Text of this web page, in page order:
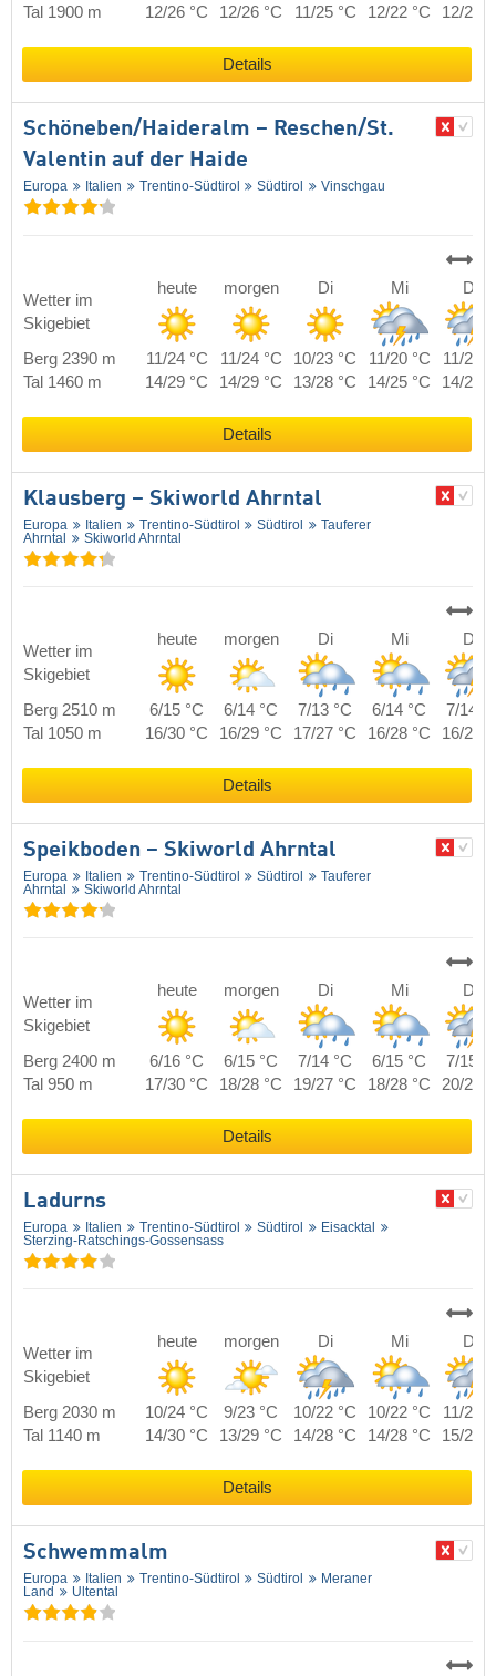
Tal 1900 m
12/26 °C 12/26 °C 11/25 °C 12/22 °C 12/24
Details
Schöneben/​Haideralm – Reschen/​St.
Valentin auf der Haide
Europa Italien Trentino-Südtirol Südtirol Vinschgau
Wetter im
Skigebiet
heute morgen Di Mi Do
Berg 2390 m 11/24 °C 11/24 °C 10/23 °C 11/20 °C
11/22
Tal 1460 m
14/29 °C 14/29 °C 13/28 °C 14/25 °C 14/27
Details
Klausberg – Skiworld Ahrntal
Europa Italien Trentino-Südtirol Südtirol
Tauferer
Ahrntal
Skiworld Ahrntal
Wetter im
Skigebiet
heute morgen Di Mi Do
Berg 2510 m 6/15 °C 6/14 °C 7/13 °C 6/14 °C
7/14
Tal 1050 m
16/30 °C 16/29 °C 17/27 °C 16/28 °C 16/27
Details
Speikboden – Skiworld Ahrntal
Europa Italien Trentino-Südtirol Südtirol
Tauferer
Ahrntal
Skiworld Ahrntal
Wetter im
Skigebiet
heute morgen Di Mi Do
Berg 2400 m 6/16 °C 6/15 °C 7/14 °C 6/15 °C
7/15
Tal 950 m
17/30 °C 18/28 °C 19/27 °C 18/28 °C 20/27
Details
Ladurns
Europa Italien Trentino-Südtirol Südtirol
Eisacktal
Sterzing-Ratschings-Gossensass
Wetter im
Skigebiet
heute morgen Di Mi Do
Berg 2030 m 10/24 °C 9/23 °C 10/22 °C 10/22 °C
11/21
Tal 1140 m
14/30 °C 13/29 °C 14/28 °C 14/28 °C 15/27
Details
Schwemmalm
Europa Italien Trentino-Südtirol Südtirol
Meraner
Land
Ultental